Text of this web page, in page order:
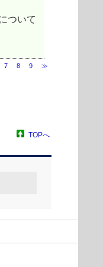
ついて
7 8 9 ≫
TOPへ